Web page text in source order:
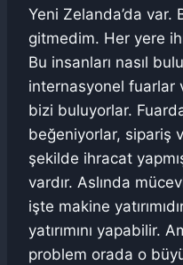
Yeni Zelanda’da var.
gitmedim. Her yere
Bu insanları nasıl
internasyonel fuarlar
bizi buluyorlar.
beğeniyorlar, sipariş
şekilde ihracat
vardır. Aslında
işte makine
yatırımını yapabilir.
problem orada o